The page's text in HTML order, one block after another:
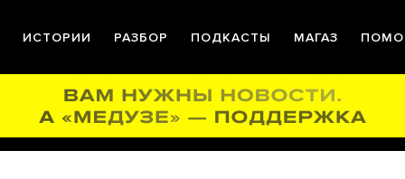
ИСТОРИИ РАЗБОР ПОДКАСТЫ МАГАЗ